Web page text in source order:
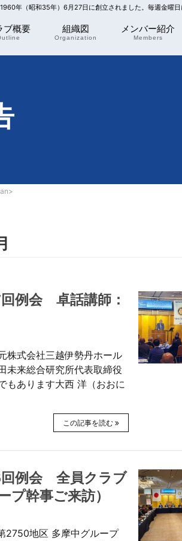
年（昭和35年）6月27日に創立されました。毎週金曜日
ブ概要 組織図
Organization
メンバー紹介
Members
例会 卓話講師：
株式会社三越伊勢丹ホール
未来総合研究所代表取締役
もあります大西 洋（おおに
この記事を読む
回例会 全員クラブ
プ幹事ご来訪）
2750地区 多摩中グループ